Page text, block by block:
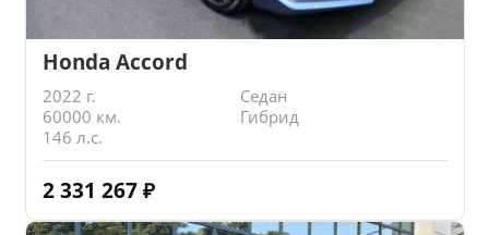
Honda Accord
2022 г.
Седан
60000 км.
Гибрид
146 л.с.
2 331 267 ₽